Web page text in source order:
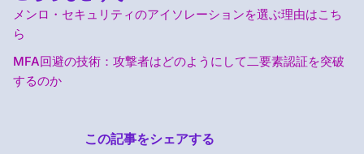
メンロ・セキュリティのアイソレーションを選ぶ理由はこち
ら
MFA回避の技術：攻撃者はどのようにして二要素認証を突破
するのか
この記事をシェアする